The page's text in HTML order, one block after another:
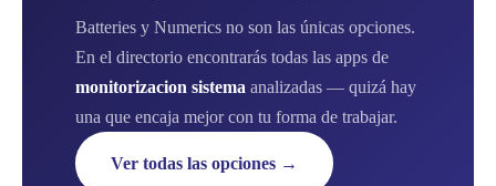
Batteries y Numerics no son las únicas opciones.
En el directorio encontrarás todas las apps de
monitorizacion sistema analizadas — quizá hay
una que encaja mejor con tu forma de trabajar.
Ver todas las opciones →